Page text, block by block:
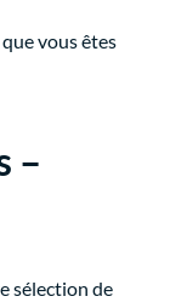
vous êtes
–
sélection de